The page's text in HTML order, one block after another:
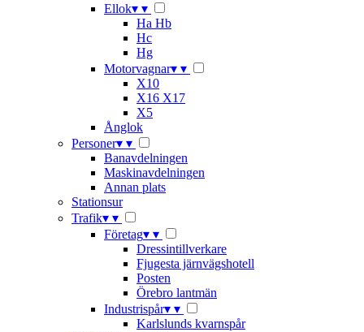
Ellok▾ ▾
Ha Hb
Hc
Hg
Motorvagnar▾ ▾
X10
X16 X17
X5
Ånglok
Personer▾ ▾
Banavdelningen
Maskinavdelningen
Annan plats
Stationsur
Trafik▾ ▾
Företag▾ ▾
Dressintillverkare
Fjugesta järnvägshotell
Posten
Örebro lantmän
Industrispår▾ ▾
Karlslunds kvarnspår